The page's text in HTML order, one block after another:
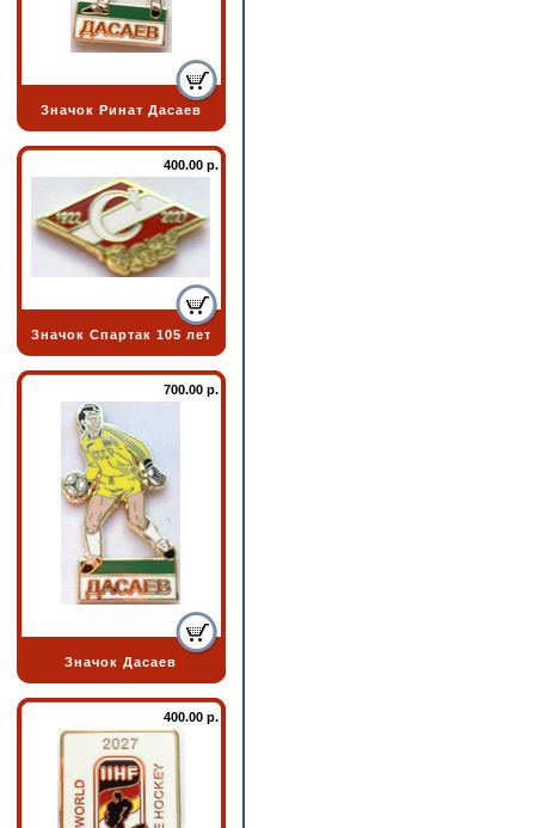
Значок Ринат Дасаев
400.00 р.
Значок Спартак 105 лет
700.00 р.
Значок Дасаев
400.00 р.